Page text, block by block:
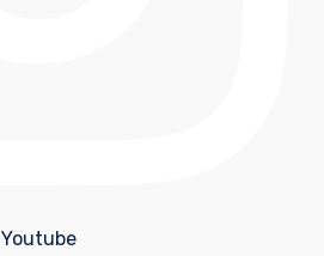
Youtube